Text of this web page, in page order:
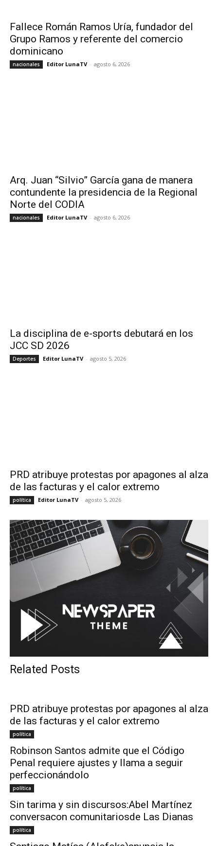
Fallece Román Ramos Uría, fundador del
Grupo Ramos y referente del comercio
dominicano
nacionales Editor LunaTV - agosto 6, 2026
Arq. Juan “Silvio” García gana de manera
contundente la presidencia de la Regional
Norte del CODIA
nacionales Editor LunaTV - agosto 6, 2026
La disciplina de e-sports debutará en los
JCC SD 2026
Deportes Editor LunaTV - agosto 5, 2026
PRD atribuye protestas por apagones al alza
de las facturas y el calor extremo
política Editor LunaTV - agosto 5, 2026
Related Posts
PRD atribuye protestas por apagones al alza
de las facturas y el calor extremo
política
Robinson Santos admite que el Código
Penal requiere ajustes y llama a seguir
perfeccionándolo
política
Sin tarima y sin discursos:Abel Martínez
conversacon comunitariosde Las Dianas
política